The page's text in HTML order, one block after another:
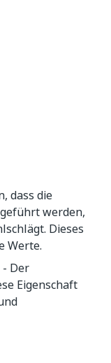
dass die
werden,
Dieses
Werte.
- Der
Eigenschaft